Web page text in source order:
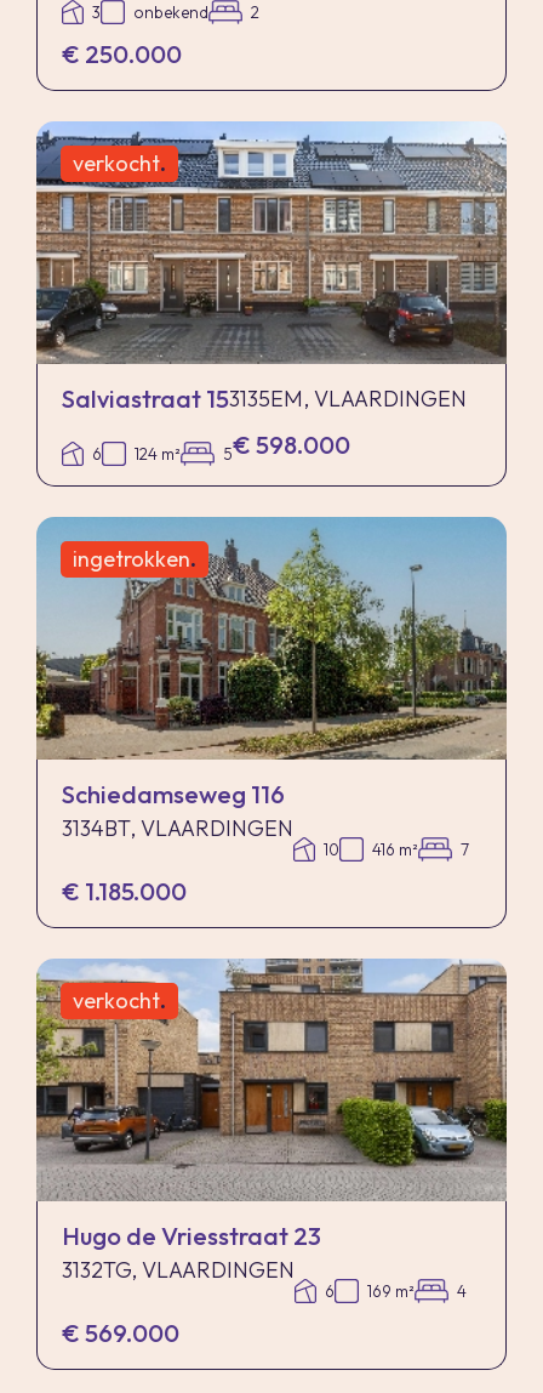
3 onbekend 2
€ 250.000
verkocht.
Salviastraat 153135EM, VLAARDINGEN
6 124 m² 5€ 598.000
ingetrokken.
Schiedamseweg 116
3134BT, VLAARDINGEN
10 416 m² 7
€ 1.185.000
verkocht.
Hugo de Vriesstraat 23
3132TG, VLAARDINGEN
6 169 m² 4
€ 569.000